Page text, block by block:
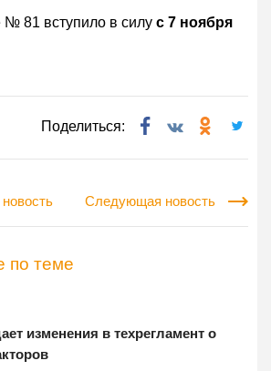
№ 81 вступило в силу с 7 ноября
Поделиться:
Следующая новость
по теме
изменения в техрегламент о